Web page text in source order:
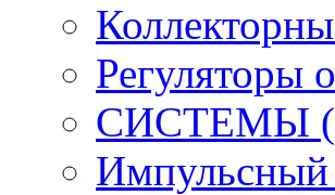
Регуляторы
СИСТЕМЫ
Импульсный